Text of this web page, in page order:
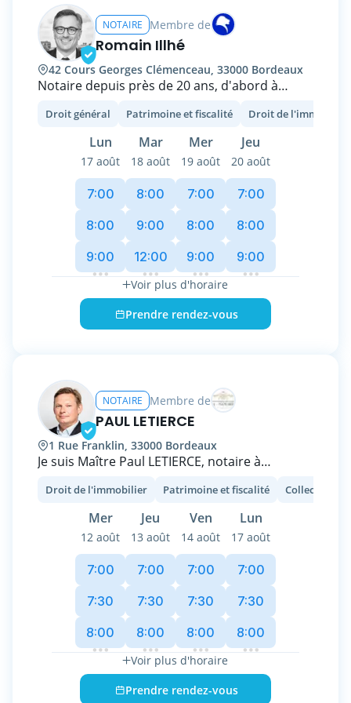
NOTAIRE Membre de
Romain Illhé
42 Cours Georges Clémenceau, 33000 Bordeaux
Notaire depuis près de 20 ans, d'abord à
octobre 2025 à Bordeaux, j'interviens dans le
domaine traditionnel du notariat (Immobilier
des particuliers, droit de la famille...), et j'ai pu,
développer un ensemble de compétences en
matière d'immobilier complexe et
professionnel, de structuration et
transmission du patrimoine du chef
d'entreprise et du professionnel libéral, et
également dans la mise en place de mesures
d'anticipation patrimoniale à destination de
chaque personne soucieuse de son avenir et
celui de ses proches.
Droit général Patrimoine et fiscalité Droit de l'immobilier
Lun Mar Mer Jeu
17 août 18 août 19 août 20 août
7:00
8:00
9:00
8:00
9:00
12:00
7:00
8:00
9:00
7:00
8:00
9:00
Voir plus d'horaire
Prendre rendez-vous
NOTAIRE Membre de
PAUL LETIERCE
1 Rue Franklin, 33000 Bordeaux
Je suis Maître Paul LETIERCE, notaire à
Notarial des Grands Hommes après plusieurs
années d’expérience.
Centre de Formation Professionnelle des
Notaires, j’ai construit mon expertise autour
du droit immobilier, de la promotion
immobilière, de la VEFA et des financements
complexes.
Mon rôle est de sécuriser vos projets, qu’il
s’agisse d’une acquisition, d’une vente, d’une
Droit de l'immobilier Patrimoine et fiscalité Collectivité
Mer Jeu Ven Lun
12 août 13 août 14 août 17 août
7:00
7:30
8:00
7:00
7:30
8:00
7:00
7:30
8:00
7:00
7:30
8:00
Voir plus d'horaire
Prendre rendez-vous